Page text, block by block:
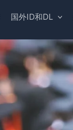
国外ID和DL